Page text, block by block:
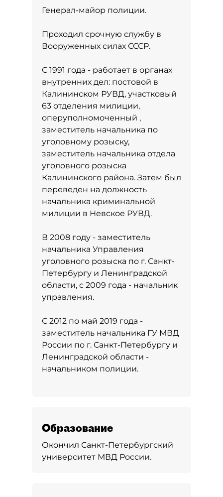
Генерал-майор полиции.
Проходил срочную службу в
Вооруженных силах СССР.
С 1991 года - работает в органах
внутренних дел: постовой в
Калининском РУВД, участковый
63 отделения милиции,
оперуполномоченный ,
заместитель начальника по
уголовному розыску,
заместитель начальника отдела
уголовного розыска
Калининского района. Затем был
переведен на должность
начальника криминальной
милиции в Невское РУВД.
В 2008 году - заместитель
начальника Управления
уголовного розыска по г. Санкт-
Петербургу и Ленинградской
области, с 2009 года - начальник
управления.
С 2012 по май 2019 года -
заместитель начальника ГУ МВД
России по г. Санкт-Петербургу и
Ленинградской области -
начальником полиции.
Образование
Окончил Санкт-Петербургский
университет МВД России.